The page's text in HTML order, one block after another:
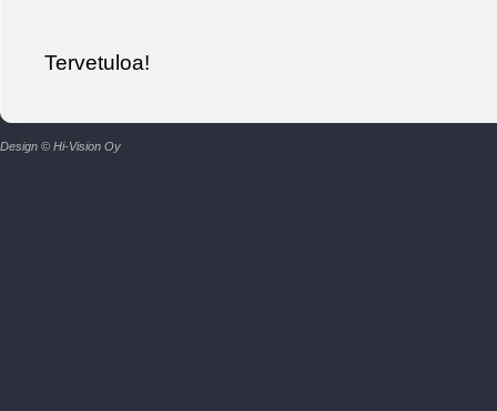
Tervetuloa!
Design © Hi-Vision Oy